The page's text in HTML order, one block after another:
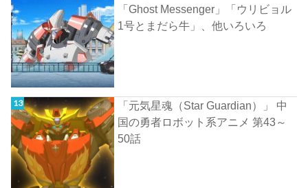
「Ghost Messenger」「ウリビョル
1号とまだら牛」、他いろいろ
「元気星魂（Star Guardian）」 中
国の勇者ロボット系アニメ 第43～
50話